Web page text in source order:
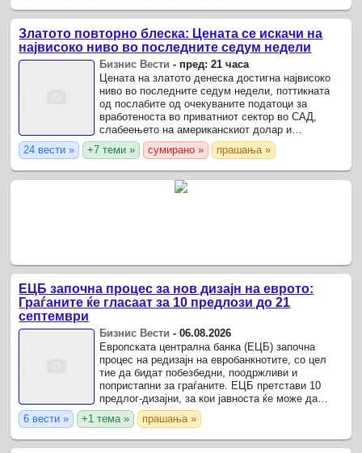
Златото повторно блеска: Цената се искачи на
највисоко ниво во последните седум недели
Бизнис Вести - пред: 21 часа
Цената на златото денеска достигна највисоко
ниво во последните седум недели, поттикната
од послабите од очекуваните податоци за
вработеноста во приватниот сектор во САД,
слабеењето на американскиот долар и
очекувањата дека наскоро би можел да биде
постигнат договор за повторно ...
24 вести » +7 теми » сумирано » прашања »
ЕЦБ започна процес за нов дизајн на еврото:
Граѓаните ќе гласаат за 10 предлози до 21
септември
Бизнис Вести -06.08.2026
Европската централна банка (ЕЦБ) започна
процес на редизајн на евробанкнотите, со цел
тие да бидат побезбедни, поодржливи и
попристапни за граѓаните. ЕЦБ претстави 10
предлог-дизајни, за кои јавноста ќе може да
гласа до 21 септември, додека конечниот избор
треба да биде направен ...
6 вести » +1 тема » прашања »